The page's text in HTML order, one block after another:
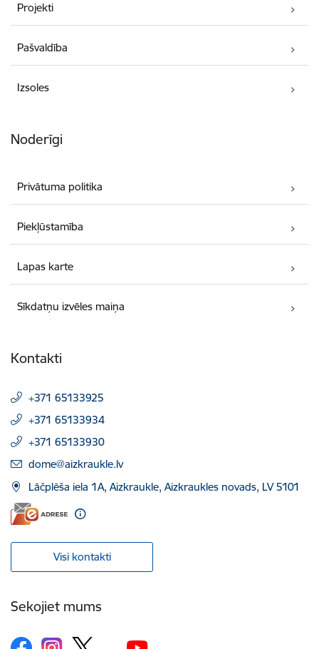
Projekti
Pašvaldība
Izsoles
Noderīgi
Privātuma politika
Piekļūstamība
Lapas karte
Sīkdatņu izvēles maiņa
Kontakti
+371 65133925
+371 65133934
+371 65133930
E-pasts:
dome@aizkraukle.lv
Lāčplēša iela 1A, Aizkraukle, Aizkraukles novads, LV 5101
Visi kontakti
Sekojiet mums